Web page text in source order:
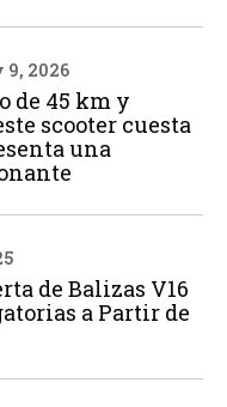
9, 2026
de 45 km y
scooter cuesta
una
de Balizas V16
a Partir de